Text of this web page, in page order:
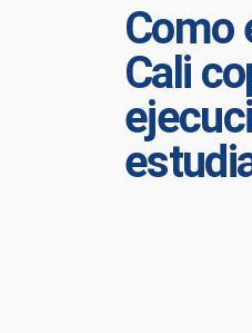
Como
Cali